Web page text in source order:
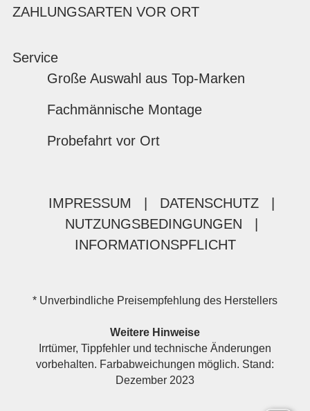
ZAHLUNGSARTEN VOR ORT
Service
Große Auswahl aus Top-Marken
Fachmännische Montage
Probefahrt vor Ort
IMPRESSUM DATENSCHUTZ
NUTZUNGSBEDINGUNGEN
INFORMATIONSPFLICHT
* Unverbindliche Preisempfehlung des Herstellers
Weitere Hinweise
Irrtümer, Tippfehler und technische Änderungen
vorbehalten. Farbabweichungen möglich. Stand:
Dezember 2023